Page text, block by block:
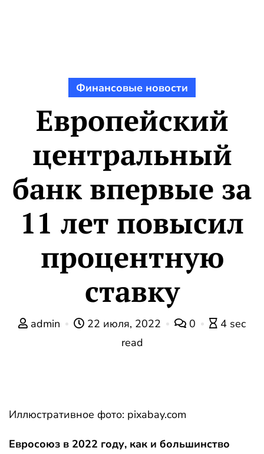
Финансовые новости
Европейский
центральный
банк впервые за
11 лет повысил
процентную
ставку
admin 22 июля, 2022 0
4 sec
read
Иллюстративное фото: pixabay.com
Евросоюз в 2022 году, как и большинство